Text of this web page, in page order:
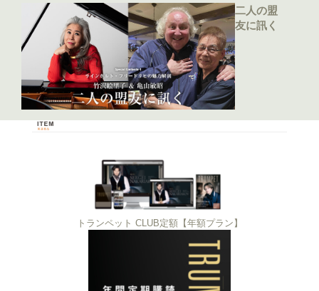
二人の盟
友に訊く
トランペット CLUB定額【年額プラン】